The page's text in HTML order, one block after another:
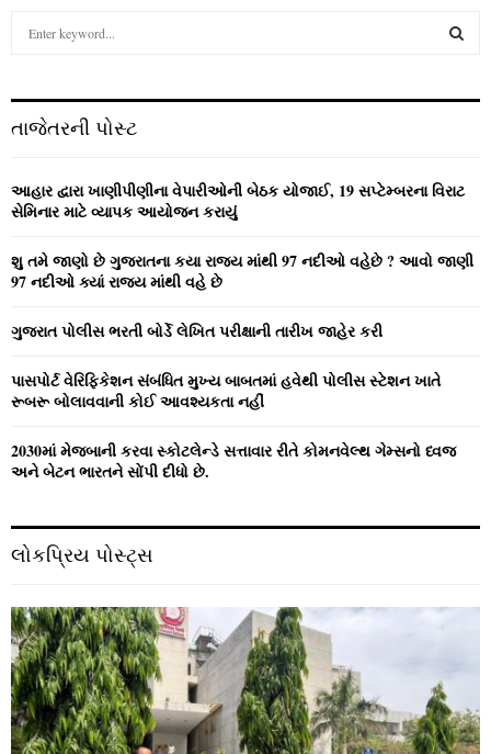
h
o
r
C
તાજેતરની પોસ્ટ
આહાર દ્વારા ખાણીપીણીના વેપારીઓની બેઠક યોજાઈ, 19 સપ્ટેમ્બરના વિરાટ
સેમિનાર માટે વ્યાપક આયોજન કરાયું
શુ તમે જાણો છે ગુજરાતના કયા રાજ્ય માંથી 97 નદીઓ વહેછે ? આવો જાણી
97 નદીઓ ક્યાં રાજ્ય માંથી વહે છે
ગુજરાત પોલીસ ભરતી બોર્ડે લેખિત પરીક્ષાની તારીખ જાહેર કરી
પાસપોર્ટ વેરિફિકેશન સંબંધિત મુખ્ય બાબતમાં હવેથી પોલીસ સ્ટેશન ખાતે
રૂબરૂ બોલાવવાની કોઈ આવશ્યકતા નહીં
2030માં મેજબાની કરવા સ્કોટલેન્ડે સત્તાવાર રીતે કોમનવેલ્થ ગેમ્સનો ધ્વજ
અને બેટન ભારતને સોંપી દીધો છે.
લોકપ્રિય પોસ્ટ્સ